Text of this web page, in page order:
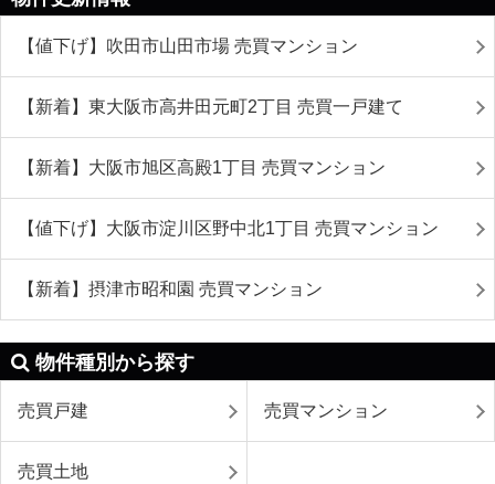
【値下げ】吹田市山田市場 売買マンション
【新着】東大阪市高井田元町2丁目 売買一戸建て
【新着】大阪市旭区高殿1丁目 売買マンション
【値下げ】大阪市淀川区野中北1丁目 売買マンション
【新着】摂津市昭和園 売買マンション
物件種別から探す
売買戸建 売買マンション
売買土地